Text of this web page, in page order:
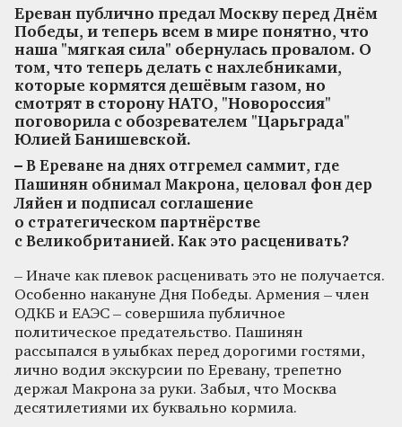
Ереван публично предал Москву перед Днём
Победы, и теперь всем в мире понятно, что
наша "мягкая сила" обернулась провалом. О
том, что теперь делать с нахлебниками,
которые кормятся дешёвым газом, но
смотрят в сторону НАТО, "Новороссия"
поговорила с обозревателем "Царьграда"
Юлией Банишевской.
– В Ереване на днях отгремел саммит, где
Пашинян обнимал Макрона, целовал фон дер
Ляйен и подписал соглашение
о стратегическом партнёрстве
с Великобританией. Как это расценивать?
– Иначе как плевок расценивать это не получается.
Особенно накануне Дня Победы. Армения – член
ОДКБ и ЕАЭС – совершила публичное
политическое предательство. Пашинян
рассыпался в улыбках перед дорогими гостями,
лично водил экскурсии по Еревану, трепетно
держал Макрона за руки. Забыл, что Москва
десятилетиями их буквально кормила.